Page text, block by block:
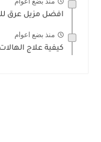
افضل مزيل عرق
منذ بضع اعوام
كيفية علاج